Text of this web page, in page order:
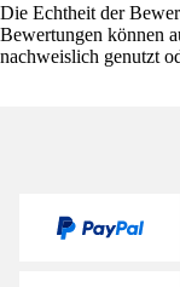
Die Echtheit der
Bewertungen können
nachweislich genutzt